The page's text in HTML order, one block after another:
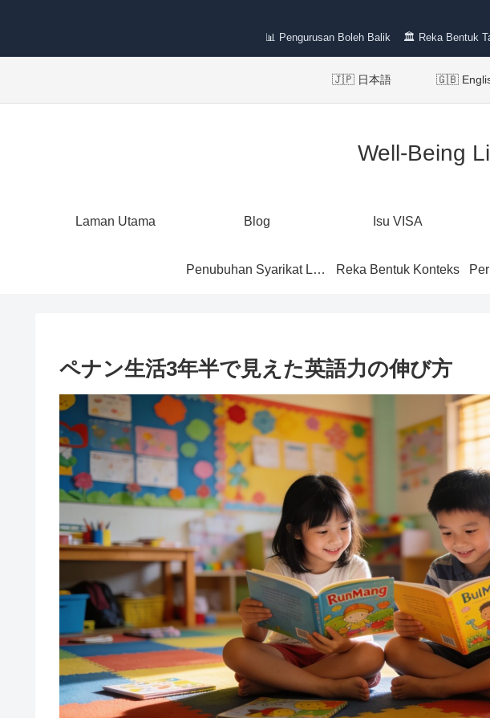
📊 Pengurusan Boleh Balik 🏛 Reka Bentuk
🇯🇵 日本語 🇬🇧
Well-Being
Laman Utama Blog Isu VISA
Penubuhan Syarikat Labuan Reka Bentuk Konteks
ペナン生活3年半で見えた英語力の伸び方